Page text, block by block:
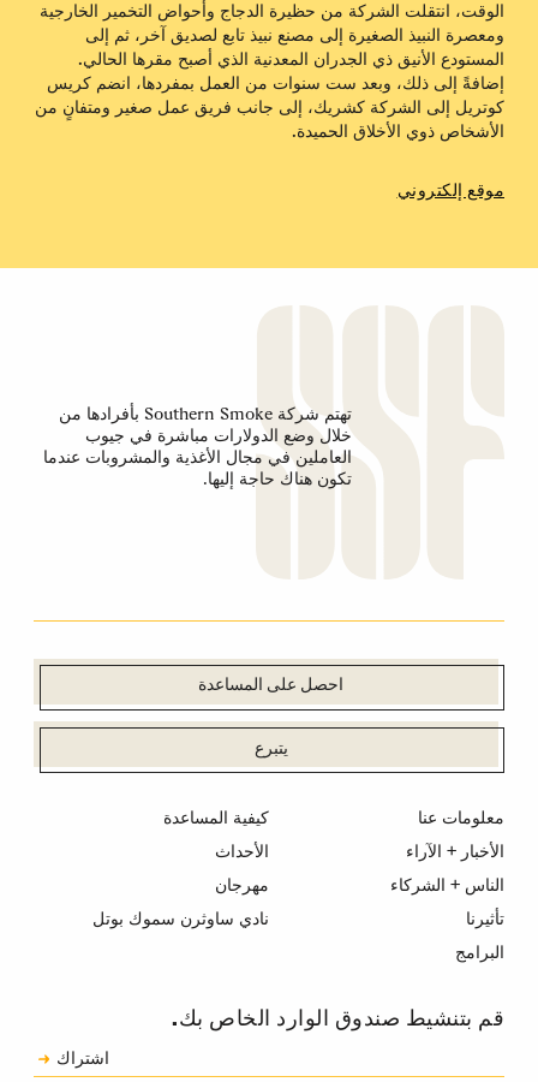
الوقت، انتقلت الشركة من حظيرة الدجاج وأحواض التخمير الخارجية
ومعصرة النبيذ الصغيرة إلى مصنع نبيذ تابع لصديق آخر، ثم إلى
المستودع الأنيق ذي الجدران المعدنية الذي أصبح مقرها الحالي.
إضافةً إلى ذلك، وبعد ست سنوات من العمل بمفردها، انضم كريس
كوتريل إلى الشركة كشريك، إلى جانب فريق عمل صغير ومتفانٍ من
الأشخاص ذوي الأخلاق الحميدة.
موقع إلكتروني
تهتم شركة Southern Smoke بأفرادها من
خلال وضع الدولارات مباشرة في جيوب
العاملين في مجال الأغذية والمشروبات عندما
تكون هناك حاجة إليها.
احصل على المساعدة
يتبرع
معلومات عنا
الأخبار + الآراء
الناس + الشركاء
تأثيرنا
البرامج
كيفية المساعدة
الأحداث
مهرجان
نادي ساوثرن سموك بوتل
قم بتنشيط صندوق الوارد الخاص بك.
اشتراك